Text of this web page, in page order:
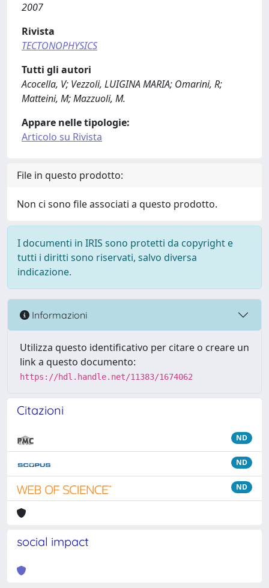
2007
Rivista
TECTONOPHYSICS
Tutti gli autori
Acocella, V; Vezzoli, LUIGINA MARIA; Omarini, R;
Matteini, M; Mazzuoli, M.
Appare nelle tipologie:
Articolo su Rivista
File in questo prodotto:
Non ci sono file associati a questo prodotto.
I documenti in IRIS sono protetti da copyright e
tutti i diritti sono riservati, salvo diversa
indicazione.
Informazioni
Utilizza questo identificativo per citare o creare un
link a questo documento:
https://hdl.handle.net/11383/1674062
Citazioni
ND
ND
ND
social impact